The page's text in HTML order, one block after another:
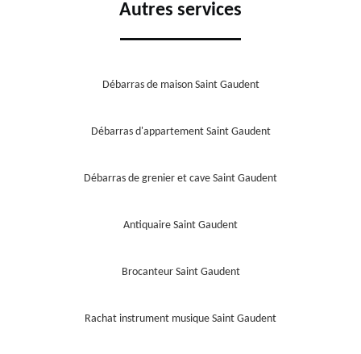
Autres services
Débarras de maison Saint Gaudent
Débarras d'appartement Saint Gaudent
Débarras de grenier et cave Saint Gaudent
Antiquaire Saint Gaudent
Brocanteur Saint Gaudent
Rachat instrument musique Saint Gaudent